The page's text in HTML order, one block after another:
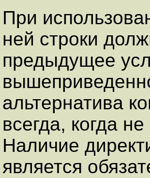
При
ней строки
предыдущее
альтернатива
всегда, когда
Наличие
является